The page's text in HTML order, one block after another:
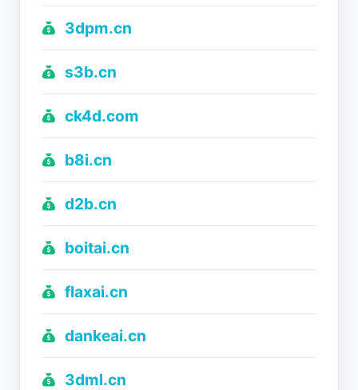
3dpm.cn
s3b.cn
ck4d.com
b8i.cn
d2b.cn
boitai.cn
flaxai.cn
dankeai.cn
3dml.cn